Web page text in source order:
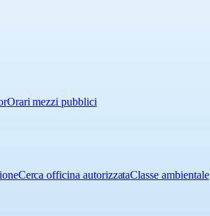
Orari mezzi pubblici
Cerca officina autorizzataClasse ambientale